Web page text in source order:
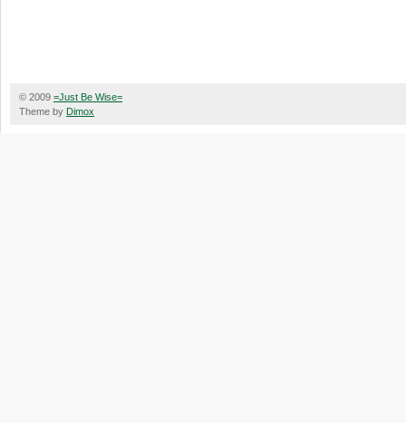
© 2009 =Just Be Wise=
Theme by Dimox